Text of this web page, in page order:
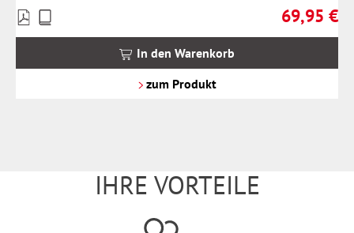
Regulärer
69,95 €
Preise
inkl.
In den Warenkorb
zum Produkt
IHRE VORTEILE